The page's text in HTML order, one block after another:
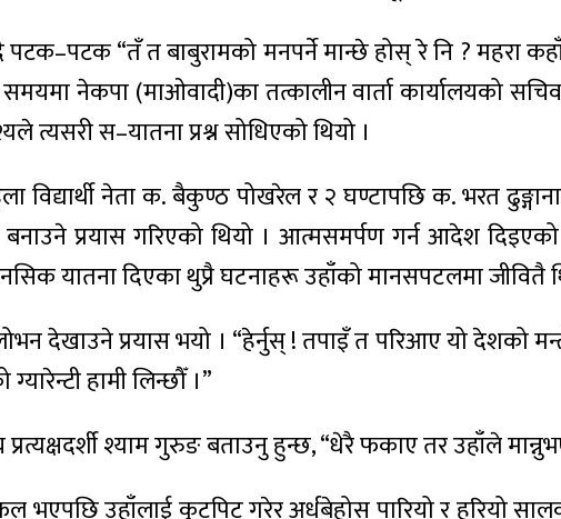
पटक–पटक “तँ त बाबुरामको मनपर्ने मान्छे होस् रे नि ? महरा
नेकपा (माओवादी)का तत्कालीन वार्ता कार्यालयको
त्यसरी स–यातना प्रश्न सोधिएको थियो ।
विद्यार्थी नेता क. बैकुण्ठ पोखरेल र २ घण्टापछि क. भरत
प्रयास गरिएको थियो । आत्मसमर्पण गर्न आदेश
यातना दिएका थुप्रै घटनाहरू उहाँको मानसपटलमा
देखाउने प्रयास भयो । “हेर्नुस् ! तपाइँ त परिआए यो देशको
हामी लिन्छौँ ।”
श्याम गुरुङ बताउनु हुन्छ, “धेरै फकाए तर उहाँले
उहाँलाई कुटपिट गरेर अर्धबेहोस पारियो र हरियो